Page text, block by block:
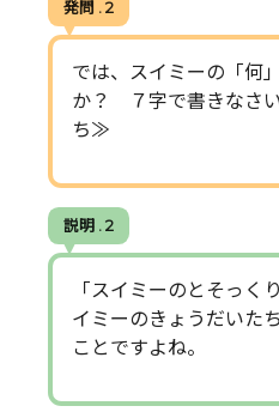
発問 . 2
では、スイミーの「何
か？ ７字で書きなさ
ち≫
説明 . 2
「スイミーのとそっく
イミーのきょうだいた
ことですよね。